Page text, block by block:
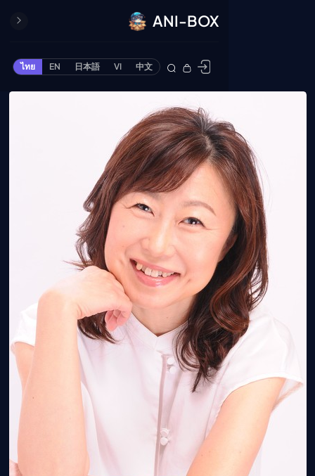
ข้ามไปยังเนื้อหา
ANI-BOX
ไทย EN 日本語 VI 中文
ปิด
ONE PIECE
Cardgame
Cardlist
Collection
Deck Builder
My-Collection
Deck Library
Deck Share
PREMIUM SERVICE
ทีวีออนไลน์
แนะนำรายการทีวี
อนิเมะ
ตารางออกอากาศอนิ
เมะ (คืนนี้)
ตารางออกอากาศอนิ
เมะ